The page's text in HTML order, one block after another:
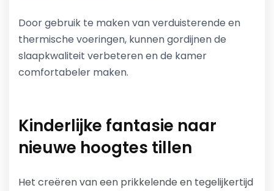
Door gebruik te maken van verduisterende en
thermische voeringen, kunnen gordijnen de
slaapkwaliteit verbeteren en de kamer
comfortabeler maken.
Kinderlijke fantasie naar
nieuwe hoogtes tillen
Het creëren van een prikkelende en tegelijkertijd